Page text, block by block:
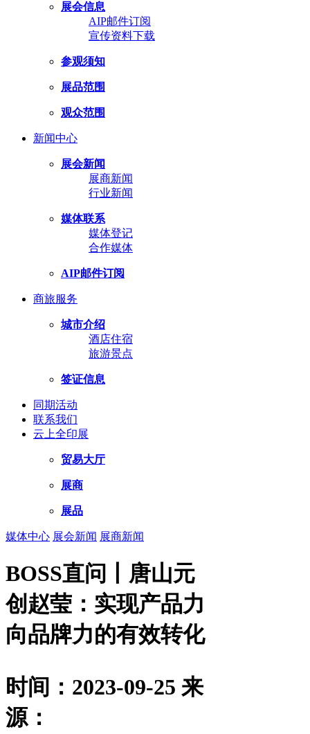
展会信息
AIP邮件订阅
宣传资料下载
参观须知
展品范围
观众范围
新闻中心
展会新闻
展商新闻
行业新闻
媒体联系
媒体登记
合作媒体
AIP邮件订阅
商旅服务
城市介绍
酒店住宿
旅游景点
签证信息
同期活动
联系我们
云上全印展
贸易大厅
展商
展品
媒体中心 展会新闻 展商新闻
BOSS直问丨唐山元
创赵莹：实现产品力
向品牌力的有效转化
时间：2023-09-25 来
源：